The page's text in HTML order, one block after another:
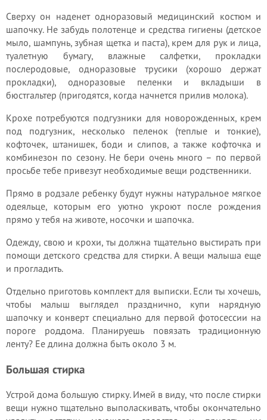
Сверху он наденет одноразовый медицинский костюм и
шапочку. Не забудь полотенце и средства гигиены (детское
мыло, шампунь, зубная щетка и паста), крем для рук и лица,
туалетную бумагу, влажные салфетки, прокладки
послеродовые, одноразовые трусики (хорошо держат
прокладки), одноразовые пеленки и вкладыши в
бюстгальтер (пригодятся, когда начнется прилив молока).
Крохе потребуются подгузники для новорожденных, крем
под подгузник, несколько пеленок (теплые и тонкие),
кофточек, штанишек, боди и слипов, а также кофточка и
комбинезон по сезону. Не бери очень много – по первой
просьбе тебе привезут необходимые вещи родственники.
Прямо в родзале ребенку будут нужны натуральное мягкое
одеяльце, которым его уютно укроют после рождения
прямо у тебя на животе, носочки и шапочка.
Одежду, свою и крохи, ты должна тщательно выстирать при
помощи детского средства для стирки. А вещи малыша еще
и прогладить.
Отдельно приготовь комплект для выписки. Если ты хочешь,
чтобы малыш выглядел празднично, купи нарядную
шапочку и конверт специально для первой фотосессии на
пороге роддома. Планируешь повязать традиционную
ленту? Ее длина должна быть около 3 м.
Большая стирка
Устрой дома большую стирку. Имей в виду, что после стирки
вещи нужно тщательно выполаскивать, чтобы окончательно